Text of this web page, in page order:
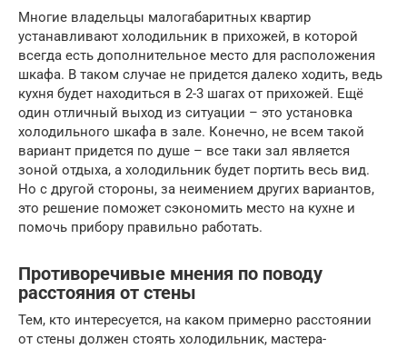
Многие владельцы малогабаритных квартир
устанавливают холодильник в прихожей, в которой
всегда есть дополнительное место для расположения
шкафа. В таком случае не придется далеко ходить, ведь
кухня будет находиться в 2-3 шагах от прихожей. Ещё
один отличный выход из ситуации – это установка
холодильного шкафа в зале. Конечно, не всем такой
вариант придется по душе – все таки зал является
зоной отдыха, а холодильник будет портить весь вид.
Но с другой стороны, за неимением других вариантов,
это решение поможет сэкономить место на кухне и
помочь прибору правильно работать.
Противоречивые мнения по поводу
расстояния от стены
Тем, кто интересуется, на каком примерно расстоянии
от стены должен стоять холодильник, мастера-